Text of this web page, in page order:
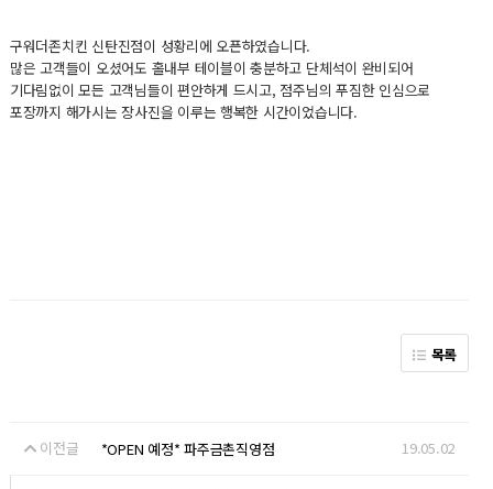
구워더존치킨 신탄진점이 성황리에 오픈하였습니다.
많은 고객들이 오셨어도 홀내부 테이블이 충분하고 단체석이 완비되어
기다림없이 모든 고객님들이 편안하게 드시고, 점주님의 푸짐한 인심으로
포장까지 해가시는 장사진을 이루는 행복한 시간이었습니다.
목록
이전글 *OPEN 예정* 파주금촌직영점 19.05.02